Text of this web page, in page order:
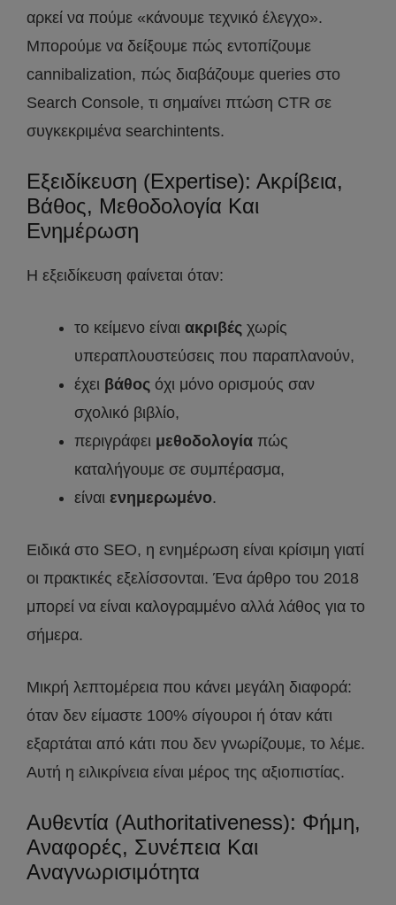
αρκεί να πούμε «κάνουμε τεχνικό έλεγχο».
Μπορούμε να δείξουμε πώς εντοπίζουμε
cannibalization, πώς διαβάζουμε queries στο
Search Console, τι σημαίνει πτώση CTR σε
συγκεκριμένα searchintents.
Εξειδίκευση (Expertise): Ακρίβεια,
Βάθος, Μεθοδολογία Και
Ενημέρωση
Η εξειδίκευση φαίνεται όταν:
το κείμενο είναι ακριβές χωρίς
υπεραπλουστεύσεις που παραπλανούν,
έχει βάθος όχι μόνο ορισμούς σαν
σχολικό βιβλίο,
περιγράφει μεθοδολογία πώς
καταλήγουμε σε συμπέρασμα,
είναι ενημερωμένο.
Ειδικά στο SEO, η ενημέρωση είναι κρίσιμη γιατί
οι πρακτικές εξελίσσονται. Ένα άρθρο του 2018
μπορεί να είναι καλογραμμένο αλλά λάθος για το
σήμερα.
Μικρή λεπτομέρεια που κάνει μεγάλη διαφορά:
όταν δεν είμαστε 100% σίγουροι ή όταν κάτι
εξαρτάται από κάτι που δεν γνωρίζουμε, το λέμε.
Αυτή η ειλικρίνεια είναι μέρος της αξιοπιστίας.
Αυθεντία (Authoritativeness): Φήμη,
Αναφορές, Συνέπεια Και
Αναγνωρισιμότητα